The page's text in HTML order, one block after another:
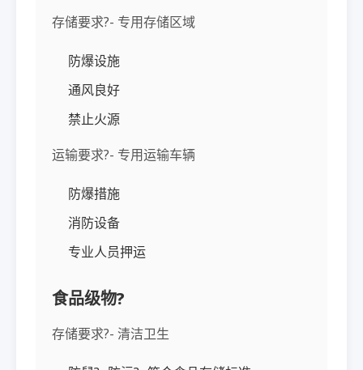
存储要求?- 专用存储区域
防爆设施
通风良好
禁止火源
运输要求?- 专用运输车辆
防爆措施
消防设备
专业人员押运
食品级物?
存储要求?- 清洁卫生